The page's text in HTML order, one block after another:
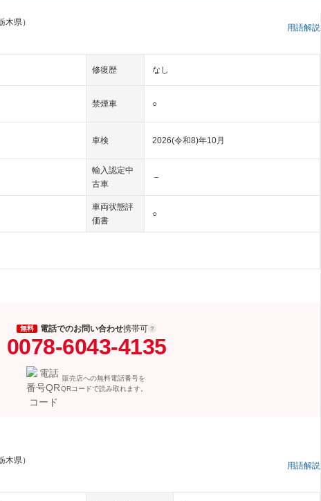
県）
用語解説
修復歴 なし
禁煙車 ○
車検 2026(令和8)年10月
輸入認定中
古車
－
車両状態評
価書
○
無料 電話でのお問い合わせ携帯可
0078-6043-4135
販売店への無料電話番号を
QRコードで読み取れます。
県）
用語解説